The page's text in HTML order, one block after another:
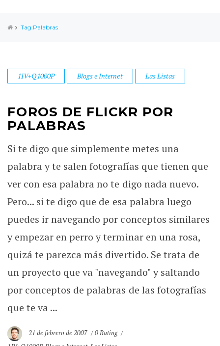
Tag:Palabras
1IV+Q1000P Blogs e Internet Las Listas
FOROS DE FLICKR POR
PALABRAS
Si te digo que simplemente metes una
palabra y te salen fotografías que tienen que
ver con esa palabra no te digo nada nuevo.
Pero... si te digo que de esa palabra luego
puedes ir navegando por conceptos similares
y empezar en perro y terminar en una rosa,
quizá te parezca más divertido. Se trata de
un proyecto que va "navegando" y saltando
por conceptos de palabras de las fotografías
que te va ...
21 de febrero de 2007
0 Rating